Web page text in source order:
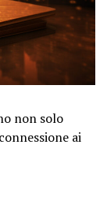
non solo
ai